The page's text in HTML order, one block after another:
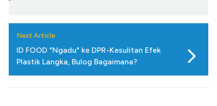
Next Article
ID FOOD "Ngadu" ke DPR-Kesulitan Efek
Plastik Langka, Bulog Bagaimana?